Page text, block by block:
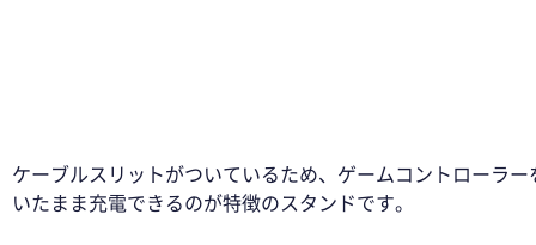
ケーブルスリットがついているため、ゲームコントローラー
いたまま充電できるのが特徴のスタンドです。